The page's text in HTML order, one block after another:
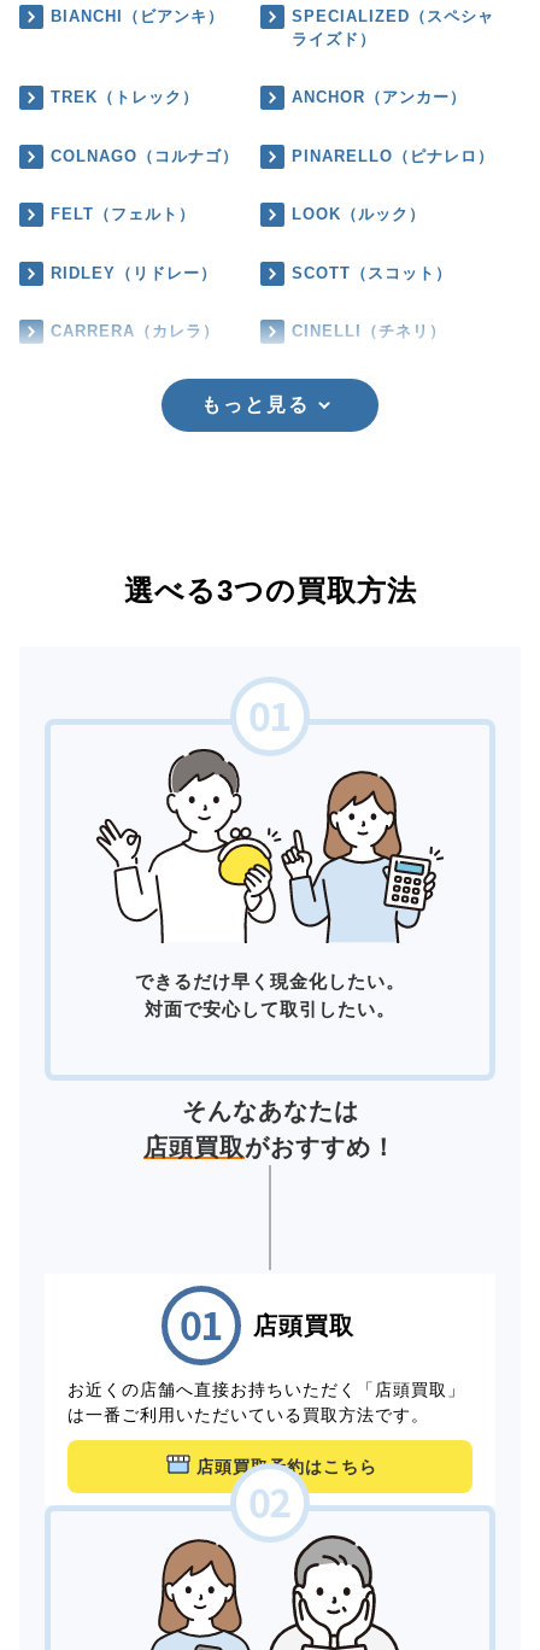
BIANCHI（ビアンキ）
SPECIALIZED（スペシャ
ライズド）
TREK（トレック） ANCHOR（アンカー）
COLNAGO（コルナゴ） PINARELLO（ピナレロ）
FELT（フェルト） LOOK（ルック）
RIDLEY（リドレー） SCOTT（スコット）
CARRERA（カレラ） CINELLI（チネリ）
もっと見る
選べる3つの買取方法
できるだけ早く現金化したい。
対面で安心して取引したい。
そんなあなたは
店頭買取がおすすめ！
店頭買取
お近くの店舗へ直接お持ちいただく「店頭買取」
は一番ご利用いただいている買取方法です。
店頭買取予約はこちら